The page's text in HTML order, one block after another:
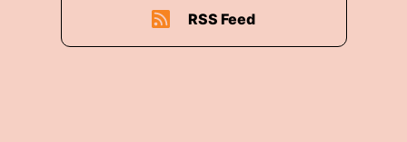
RSS Feed